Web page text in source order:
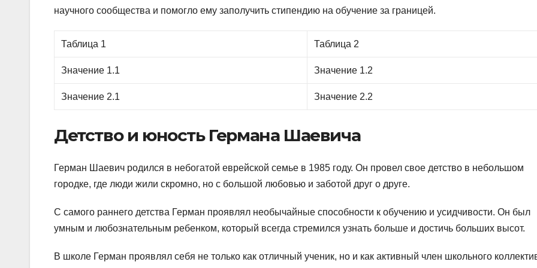
научного сообщества и помогло ему заполучить стипендию на обучение за границей.
Таблица 1 Таблица 2
Значение 1.1 Значение 1.2
Значение 2.1 Значение 2.2
Детство и юность Германа Шаевича
Герман Шаевич родился в небогатой еврейской семье в 1985 году. Он провел свое детство в небольшом
городке, где люди жили скромно, но с большой любовью и заботой друг о друге.
С самого раннего детства Герман проявлял необычайные способности к обучению и усидчивости. Он был
умным и любознательным ребенком, который всегда стремился узнать больше и достичь больших высот.
В школе Герман проявлял себя не только как отличный ученик, но и как активный член школьного